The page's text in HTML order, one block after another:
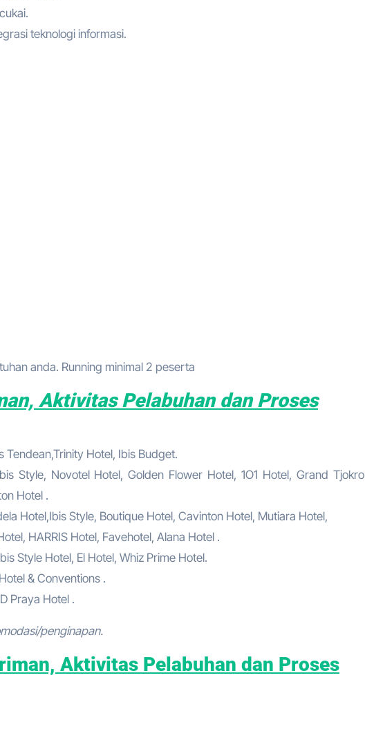
teknologi informasi.
anda. Running minimal 2 peserta
Aktivitas Pelabuhan dan Proses
Hotel, Ibis Budget.
Style, Novotel Hotel, Golden Flower Hotel, 1O1 Hotel, Grand Tjokro
Hotel .
Hotel,Ibis Style, Boutique Hotel, Cavinton Hotel, Mutiara Hotel,
HARRIS Hotel, Favehotel, Alana Hotel .
Style Hotel, El Hotel, Whiz Prime Hotel.
& Conventions .
Praya Hotel .
penginapan.
Aktivitas Pelabuhan dan Proses